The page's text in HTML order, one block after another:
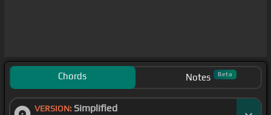
Chords Notes Beta
VERSION: Simplified